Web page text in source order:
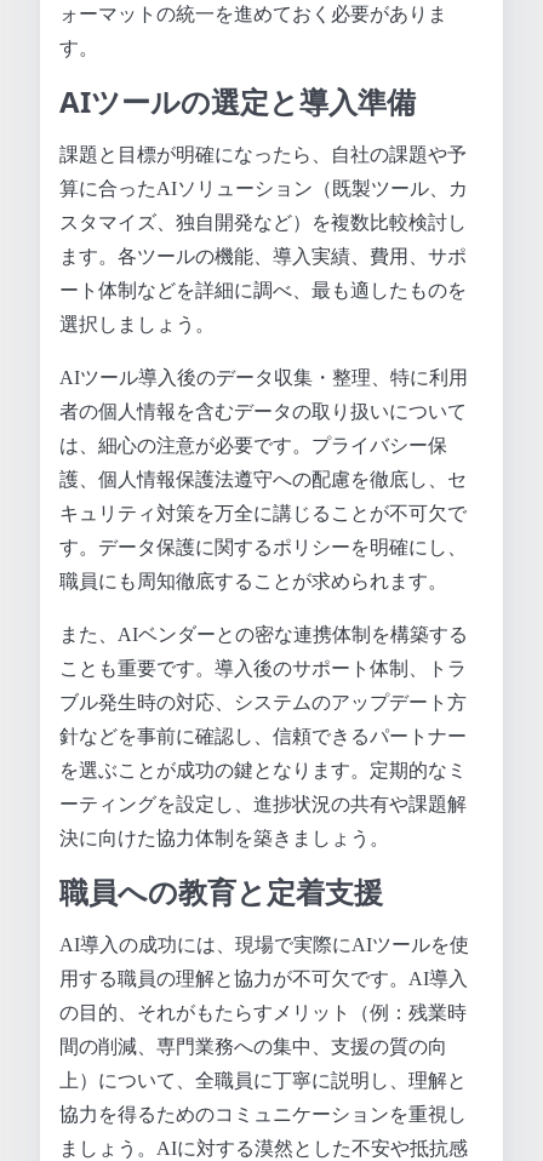
ォーマットの統一を進めておく必要がありま
す。
AIツールの選定と導入準備
課題と目標が明確になったら、自社の課題や予
算に合ったAIソリューション（既製ツール、カ
スタマイズ、独自開発など）を複数比較検討し
ます。各ツールの機能、導入実績、費用、サポ
ート体制などを詳細に調べ、最も適したものを
選択しましょう。
AIツール導入後のデータ収集・整理、特に利用
者の個人情報を含むデータの取り扱いについて
は、細心の注意が必要です。プライバシー保
護、個人情報保護法遵守への配慮を徹底し、セ
キュリティ対策を万全に講じることが不可欠で
す。データ保護に関するポリシーを明確にし、
職員にも周知徹底することが求められます。
また、AIベンダーとの密な連携体制を構築する
ことも重要です。導入後のサポート体制、トラ
ブル発生時の対応、システムのアップデート方
針などを事前に確認し、信頼できるパートナー
を選ぶことが成功の鍵となります。定期的なミ
ーティングを設定し、進捗状況の共有や課題解
決に向けた協力体制を築きましょう。
職員への教育と定着支援
AI導入の成功には、現場で実際にAIツールを使
用する職員の理解と協力が不可欠です。AI導入
の目的、それがもたらすメリット（例：残業時
間の削減、専門業務への集中、支援の質の向
上）について、全職員に丁寧に説明し、理解と
協力を得るためのコミュニケーションを重視し
ましょう。AIに対する漠然とした不安や抵抗感